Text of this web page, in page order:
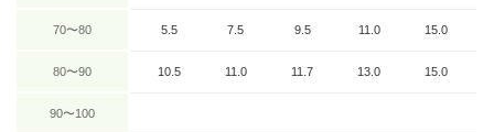
70〜80 5.5 7.5 9.5 11.0 15.0
80〜90 10.5 11.0 11.7 13.0 15.0
90〜100